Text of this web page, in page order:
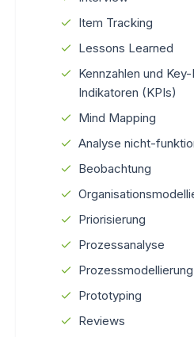
Item Tracking
Lessons Learned
Kennzahlen und
Indikatoren (KPIs)
Mind Mapping
Analyse nicht-
Beobachtung
Priorisierung
Prozessanalyse
Prozessmodellierung
Prototyping
Reviews